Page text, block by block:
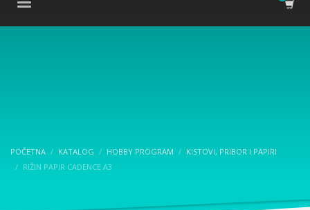
POČETNA KATALOG HOBBY PROGRAM
KISTOVI, PRIBOR I PAPIRI
RIŽIN PAPIR CADENCE A3